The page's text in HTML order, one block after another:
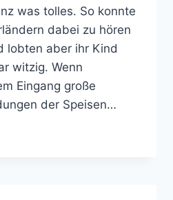
was tolles. So konnte
dabei zu hören
lobten aber ihr Kind
witzig. Wenn
Eingang große
der Speisen…